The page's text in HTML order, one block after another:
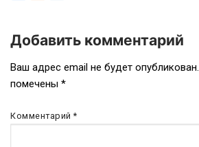
Навигация
по
записям
Добавить комментарий
Ваш адрес email не будет опубликован.
помечены *
Комментарий*